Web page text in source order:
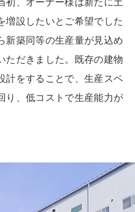
増設したいとご希望でした
新築同等の生産量が見込め
ただきました。既存の建物
計をすることで、生産スペ
り、低コストで生産能力が